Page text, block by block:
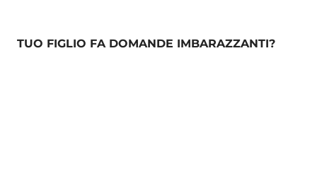
TUO FIGLIO FA DOMANDE IMBARAZZANTI?